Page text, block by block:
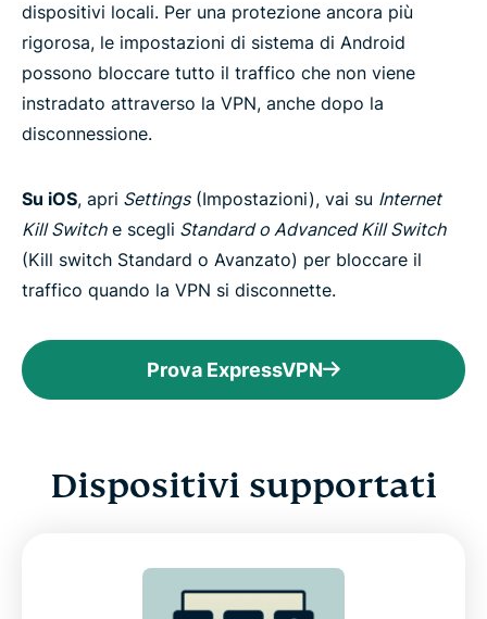
dispositivi locali. Per una protezione ancora più
rigorosa, le impostazioni di sistema di Android
possono bloccare tutto il traffico che non viene
instradato attraverso la VPN, anche dopo la
disconnessione.
Su iOS, apri Settings(Impostazioni), vai su Internet
Kill Switche scegli Standard o Advanced Kill Switch
(Kill switch Standard o Avanzato) per bloccare il
traffico quando la VPN si disconnette.
Prova ExpressVPN
Dispositivi supportati